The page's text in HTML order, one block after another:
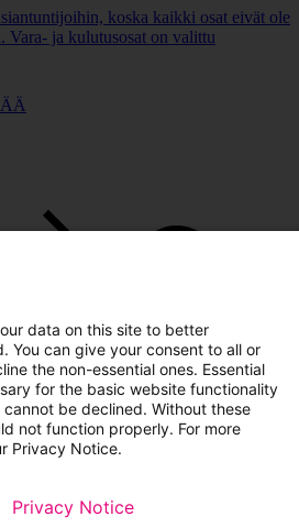
koska kaikki osat eivät ole
Vara- ja kulutusosat on valittu
data on this site to better
You can give your consent to all or
the non-essential ones. Essential
for the basic website functionality
be declined. Without these
not function properly. For more
Privacy Notice.
Privacy Notice